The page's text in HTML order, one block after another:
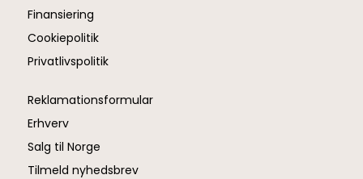
Finansiering
Cookiepolitik
Privatlivspolitik
Reklamationsformular
Erhverv
Salg til Norge
Tilmeld nyhedsbrev